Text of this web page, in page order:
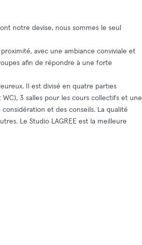
notre devise, nous sommes le seul
avec une ambiance conviviale et
afin de répondre à une forte
Il est divisé en quatre parties
3 salles pour les cours collectifs et une
et des conseils. La qualité
Le Studio LAGREE est la meilleure